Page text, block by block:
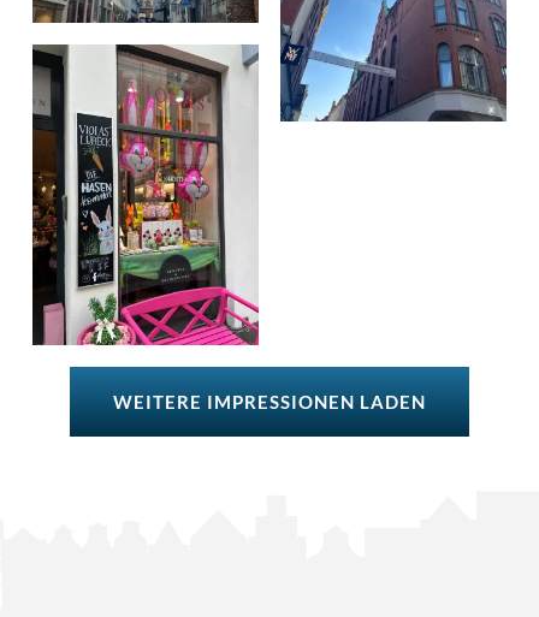
WEITERE IMPRESSIONEN LADEN